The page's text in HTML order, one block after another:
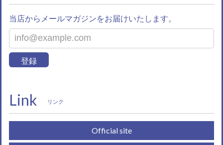
当店からメールマガジンをお届けいたします。
登録
Link リンク
Official site